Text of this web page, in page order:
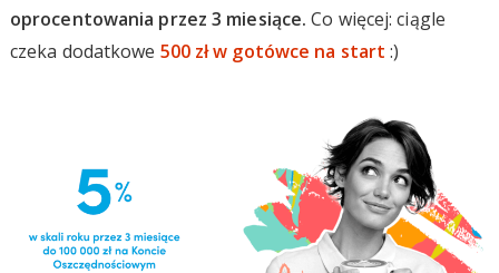
oprocentowania przez 3 miesiące. Co więcej: ciągle
czeka dodatkowe 500 zł w gotówce na start :)